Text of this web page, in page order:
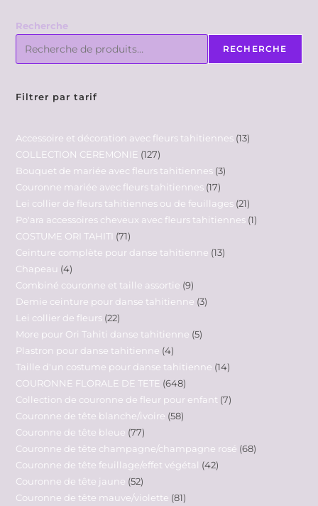
Recherche
RECHERCHE
Filtrer par tarif
Accessoire et décoration avec fleurs tahitiennes 13
COLLECTION CEREMONIE 127
Bouquet de mariée avec fleurs tahitiennes 3
Couronne mariée avec fleurs tahitiennes 17
Lei collier de fleurs tahitiennes ou de feuillages 21
Po'ara accessoires cheveux avec fleurs tahitiennes 1
COSTUME ORI TAHITI
71
Ceinture complète pour danse tahitienne 13
Chapeau 4
Combiné couronne et taille assortie 9
Demie ceinture pour danse tahitienne 3
Lei collier de fleurs 22
More pour Ori Tahiti danse tahitienne 5
Plastron pour danse tahitienne 4
Taille d'un costume pour danse tahitienne 14
COURONNE FLORALE DE TETE 648
Collection de couronne de fleur pour enfant 7
Couronne de tête blanche/ivoire 58
Couronne de tête bleue 77
Couronne de tête champagne/champagne rosé 68
Couronne de tête feuillage/effet végétal 42
Couronne de tête jaune 52
Couronne de tête mauve/violette 81